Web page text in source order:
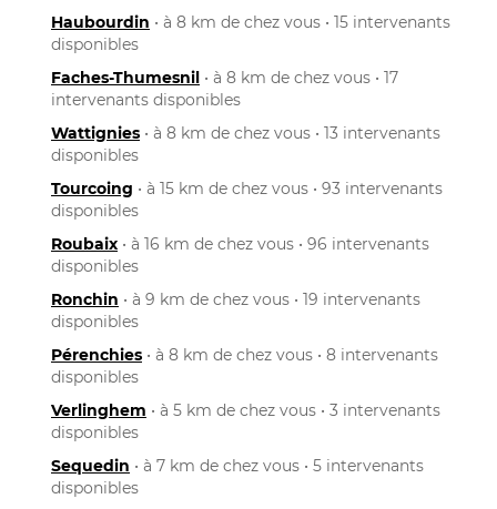
Haubourdin • à 8 km de chez vous • 15 intervenants
disponibles
Faches-Thumesnil • à 8 km de chez vous • 17
intervenants disponibles
Wattignies • à 8 km de chez vous • 13 intervenants
disponibles
Tourcoing • à 15 km de chez vous • 93 intervenants
disponibles
Roubaix • à 16 km de chez vous • 96 intervenants
disponibles
Ronchin • à 9 km de chez vous • 19 intervenants
disponibles
Pérenchies • à 8 km de chez vous • 8 intervenants
disponibles
Verlinghem • à 5 km de chez vous • 3 intervenants
disponibles
Sequedin • à 7 km de chez vous • 5 intervenants
disponibles